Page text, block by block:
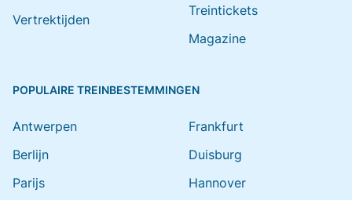
Vertrektijden
Treintickets
Magazine
POPULAIRE TREINBESTEMMINGEN
Antwerpen
Berlijn
Parijs
Frankfurt
Duisburg
Hannover